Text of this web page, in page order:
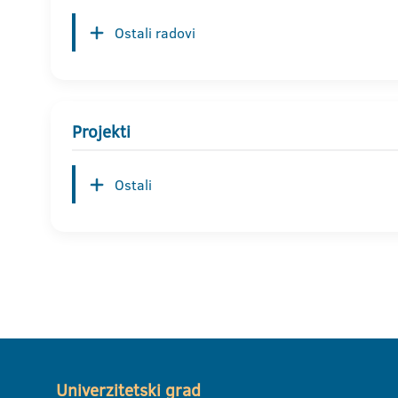
Ostali radovi
Projekti
Ostali
Univerzitetski grad